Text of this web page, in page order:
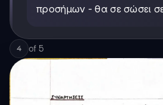
προσήμων - θα σε σώσει
4 of 5